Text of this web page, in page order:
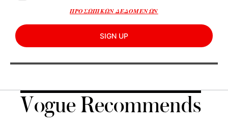
ΠΡΟΣΩΠΙΚΩΝ ΔΕΔΟΜΕΝΩΝ
SIGN UP
Vogue Recommends